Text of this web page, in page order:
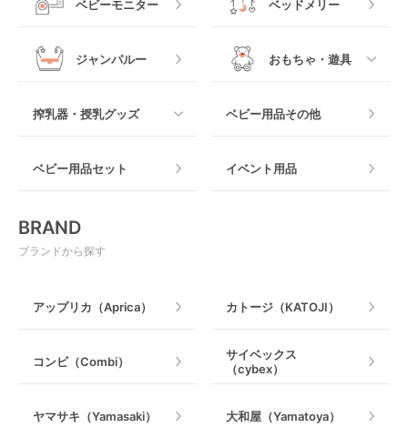
抱っこ紐その他
木製
マット製
ベビーモニター ベッドメリー
ジャンパルー おもちゃ・遊具
室内遊具
搾乳器・授乳グッズ
授乳グッズ・ママ用品
ベビー用品その他
ベビー用品セット イベント用品
BRAND
ブランドから探す
アップリカ（Aprica） カトージ（KATOJI）
コンビ（Combi）
サイベックス
（cybex）
ヤマサキ（Yamasaki） 大和屋（Yamatoya）